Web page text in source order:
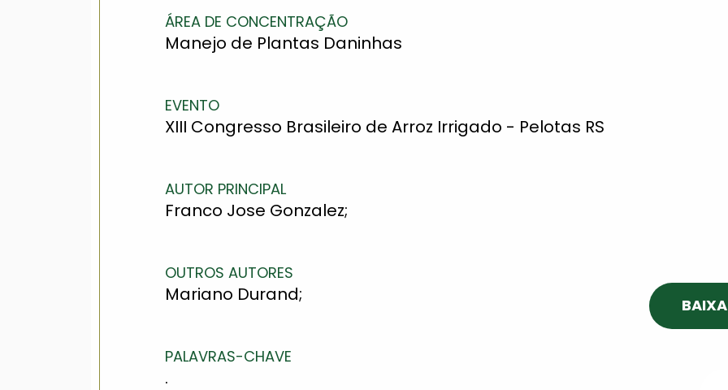
ÁREA DE CONCENTRAÇÃO
Manejo de Plantas Daninhas
EVENTO
XIII Congresso Brasileiro de Arroz Irrigado - Pelotas RS
AUTOR PRINCIPAL
Franco Jose Gonzalez;
OUTROS AUTORES
Mariano Durand;
PALAVRAS-CHAVE
.